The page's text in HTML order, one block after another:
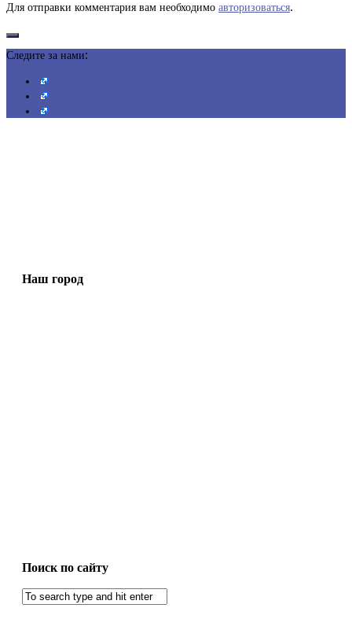
Для отправки комментария вам необходимо авторизоваться.
Следите за нами:
Наш город
Поиск по сайту